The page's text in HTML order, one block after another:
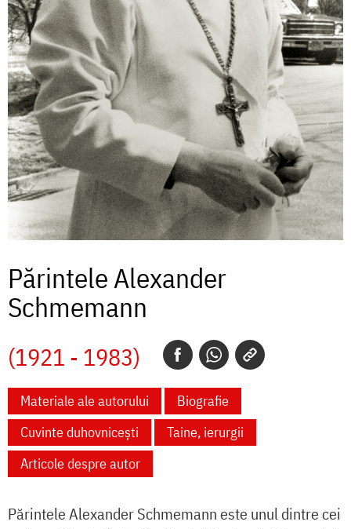
Părintele Alexander
Schmemann
(1921 - 1983)
Materiale ale autorului
Biografie
Cuvinte duhovnicești
Taine, ierurgii
Articole despre autor
Părintele Alexander Schmemann este unul dintre cei